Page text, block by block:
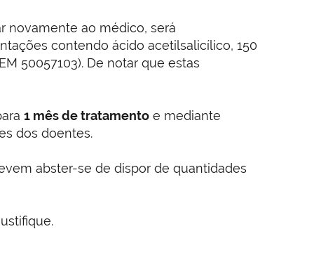
novamente ao médico, será
contendo ácido acetilsalicílico, 150
50057103). De notar que estas
1 mês de tratamento e mediante
dos doentes.
abster-se de dispor de quantidades